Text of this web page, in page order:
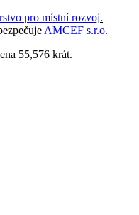
pro místní rozvoj.
AMCEF s.r.o.
55,576 krát.